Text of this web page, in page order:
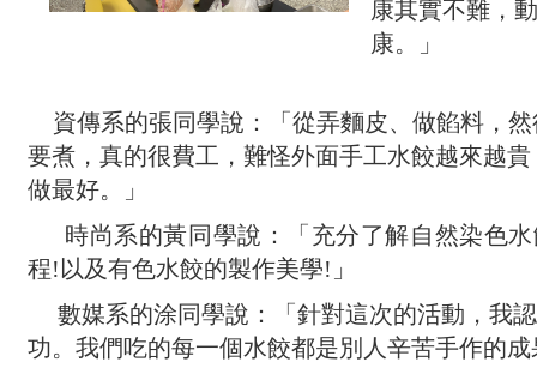
康其實不難，
康。」
資傳系的張同學說：「從弄麵皮、做餡料，
要煮，真的很費工，難怪外面手工水餃越來越
做最好。」
時尚系的黃同學說：「充分了解自然染色
程! 以及有色水餃的製作美學! 」
數媒系的涂同學說：「針對這次的活動，我
功。我們吃的每一個水餃都是別人辛苦手作的